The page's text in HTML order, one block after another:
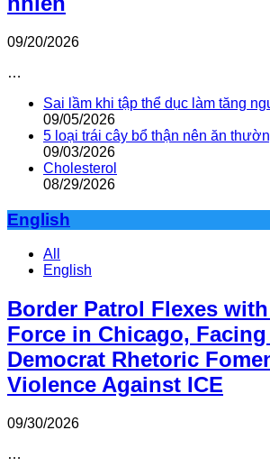
09/20/2026
…
Sai lầm khi tập thể dục làm tăng
09/05/2026
5 loại trái cây bổ thận nên ăn
09/03/2026
Cholesterol
08/29/2026
English
All
English
Border Patrol Flexes
Force in Chicago,
Democrat Rhetoric
Violence Against ICE
09/30/2026
…